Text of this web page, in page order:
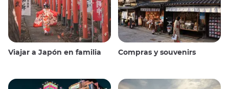
Viajar a Japón en familia Compras y souvenirs